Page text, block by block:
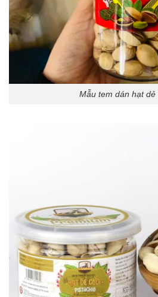
Mẫu tem dán hạt dẻ